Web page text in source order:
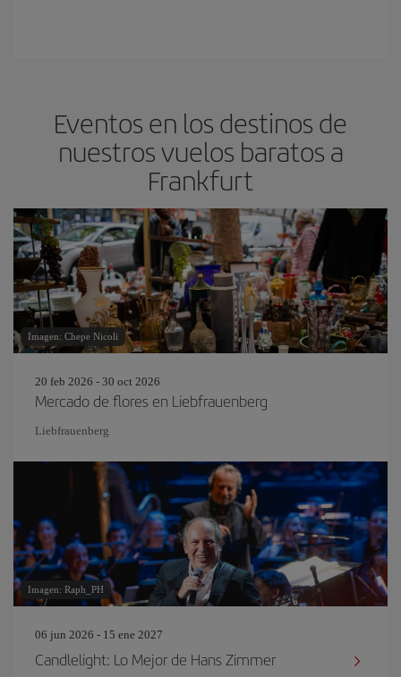
Eventos en los destinos de
nuestros vuelos baratos a
Frankfurt
Imagen: Chepe Nicoli
20 feb 2026 - 30 oct 2026
Mercado de flores en Liebfrauenberg
Liebfrauenberg
Imagen: Raph_PH
06 jun 2026 - 15 ene 2027
Candlelight: Lo Mejor de Hans Zimmer